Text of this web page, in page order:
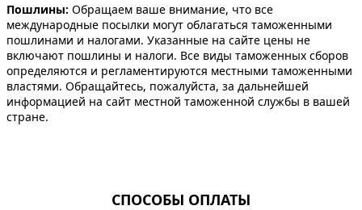
Пошлины: Обращаем ваше внимание, что все
международные посылки могут облагаться таможенными
пошлинами и налогами. Указанные на сайте цены не
включают пошлины и налоги. Все виды таможенных сборов
определяются и регламентируются местными таможенными
властями. Обращайтесь, пожалуйста, за дальнейшей
информацией на сайт местной таможенной службы в вашей
стране.
СПОСОБЫ ОПЛАТЫ